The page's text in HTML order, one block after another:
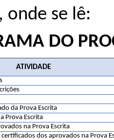
onde se lê:
DO
ATIVIDADE
da Prova Escrita
Prova Escrita
na Prova Escrita
dos aprovados na Prova